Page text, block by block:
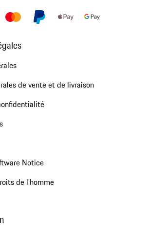
de vente et de livraison
Notice
de l'homme